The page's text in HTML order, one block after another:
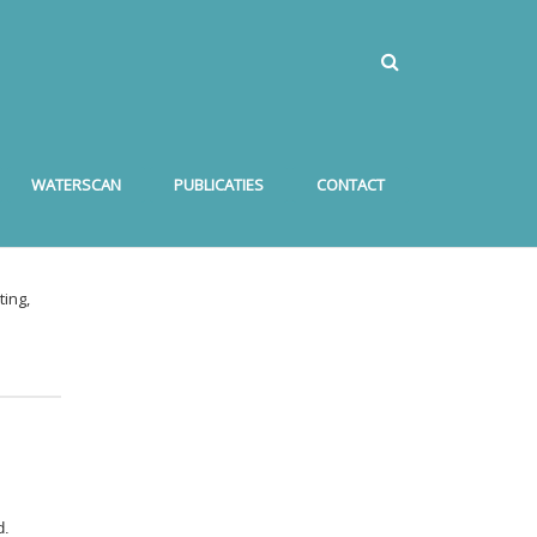
WATERSCAN PUBLICATIES CONTACT